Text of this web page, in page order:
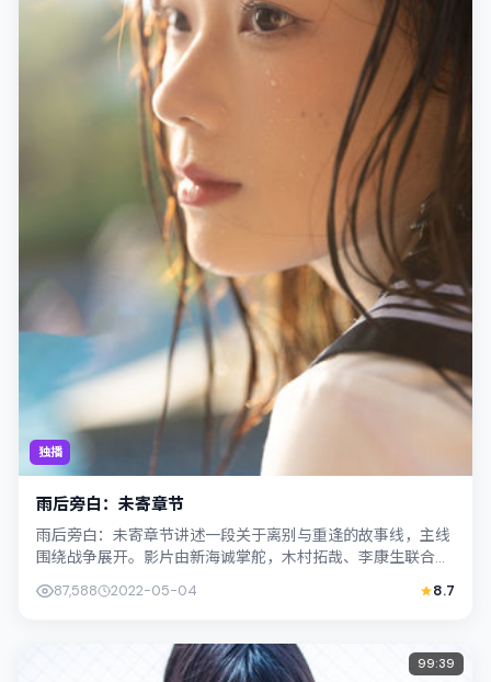
独播
雨后旁白：未寄章节
雨后旁白：未寄章节讲述一段关于离别与重逢的故事线，主线
围绕战争展开。影片由新海诚掌舵，木村拓哉、李康生联合出
87,588 2022-05-04 8.7
99:39